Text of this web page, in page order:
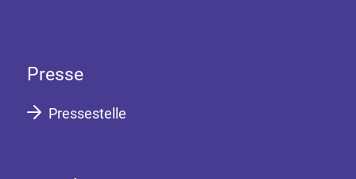
Presse
Pressestelle